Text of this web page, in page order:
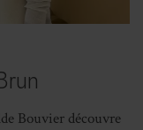
Bouvier découvre